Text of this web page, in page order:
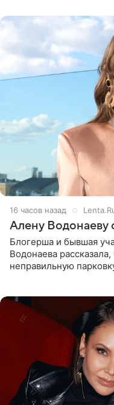
16 часов назад
Алену
Блогерша и бывшая
Водонаева
неправильную